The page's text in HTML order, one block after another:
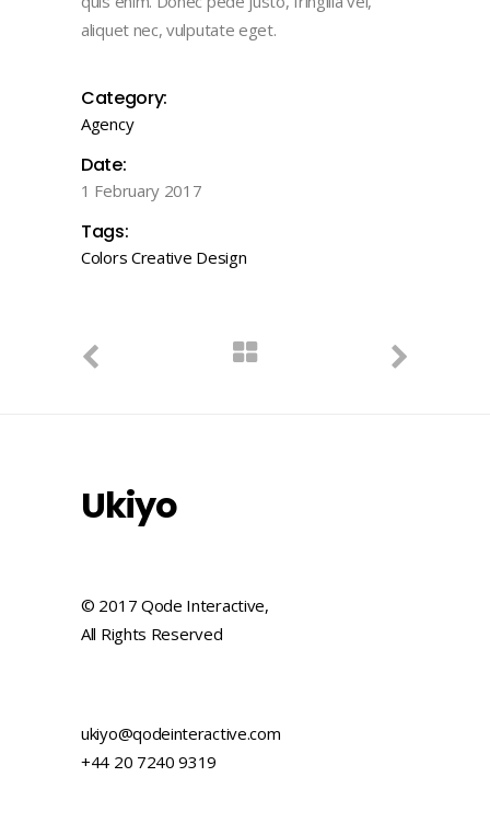
aliquet nec, vulputate eget.
Category:
Agency
Date:
1 February 2017
Tags:
Colors Creative Design
Ukiyo
© 2017 Qode Interactive,
All Rights Reserved
ukiyo@qodeinteractive.com
+44 20 7240 9319